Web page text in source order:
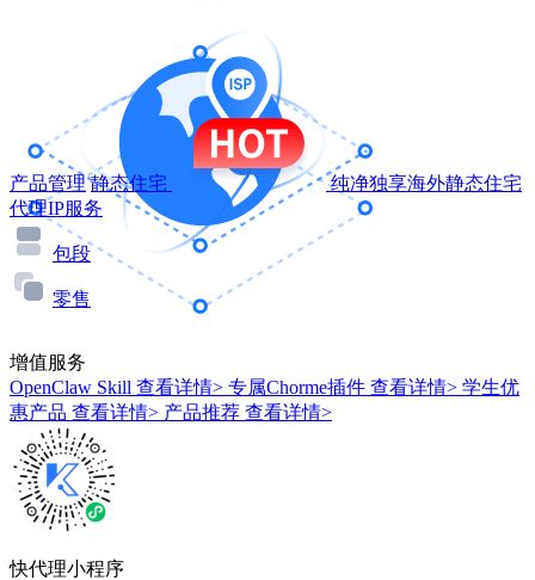
产品管理 静态住宅
纯净独享海外静态住宅
代理IP服务
包段
零售
增值服务
OpenClaw Skill 查看详情> 专属Chorme插件 查看详情> 学生优
惠产品 查看详情> 产品推荐 查看详情>
快代理小程序